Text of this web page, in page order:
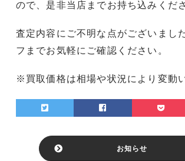
ので、是非当店までお持ち込みくだ
査定内容にご不明な点がございまし
フまでお気軽にご確認ください。
※買取価格は相場や状況により変動
お知らせ